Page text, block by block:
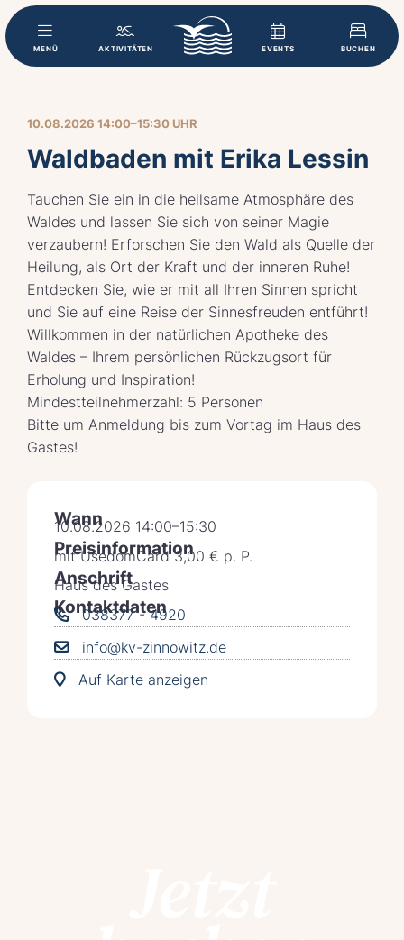
MENÜ AKTIVITÄTEN EVENTS BUCHEN
10.08.2026 14:00–15:30 UHR
Waldbaden mit Erika Lessin
Tauchen Sie ein in die heilsame Atmosphäre des
Waldes und lassen Sie sich von seiner Magie
verzaubern! Erforschen Sie den Wald als Quelle der
Heilung, als Ort der Kraft und der inneren Ruhe!
Entdecken Sie, wie er mit all Ihren Sinnen spricht
und Sie auf eine Reise der Sinnesfreuden entführt!
Willkommen in der natürlichen Apotheke des
Waldes – Ihrem persönlichen Rückzugsort für
Erholung und Inspiration!
Mindestteilnehmerzahl: 5 Personen
Bitte um Anmeldung bis zum Vortag im Haus des
Gastes!
Wann
10.08.2026 14:00–15:30
Preisinformation
mit UsedomCard 3,00 € p. P.
Anschrift
Haus des Gastes
Kontaktdaten
038377 - 4920
info@kv-zinnowitz.de
Auf Karte anzeigen